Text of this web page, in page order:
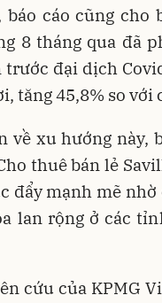
báo cáo cũng
8 tháng qua đã
trước đại dịch
tăng 45,8% so với
về xu hướng này,
thuê bán lẻ
đẩy mạnh mẽ
lan rộng ở các
cứu của KPMG